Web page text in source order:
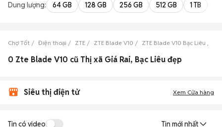
Dung lượng: 64 GB 128 GB 256 GB 512 GB 1 TB
Chợ Tốt Điện thoại ZTE ZTE Blade V10 ZTE Blade V10 Bạc Liêu
0 Zte Blade V10 cũ Thị xã Giá Rai, Bạc Liêu đẹp
Siêu thị điện tử Xem Cửa hàng
Tin có video Tin mới nhất